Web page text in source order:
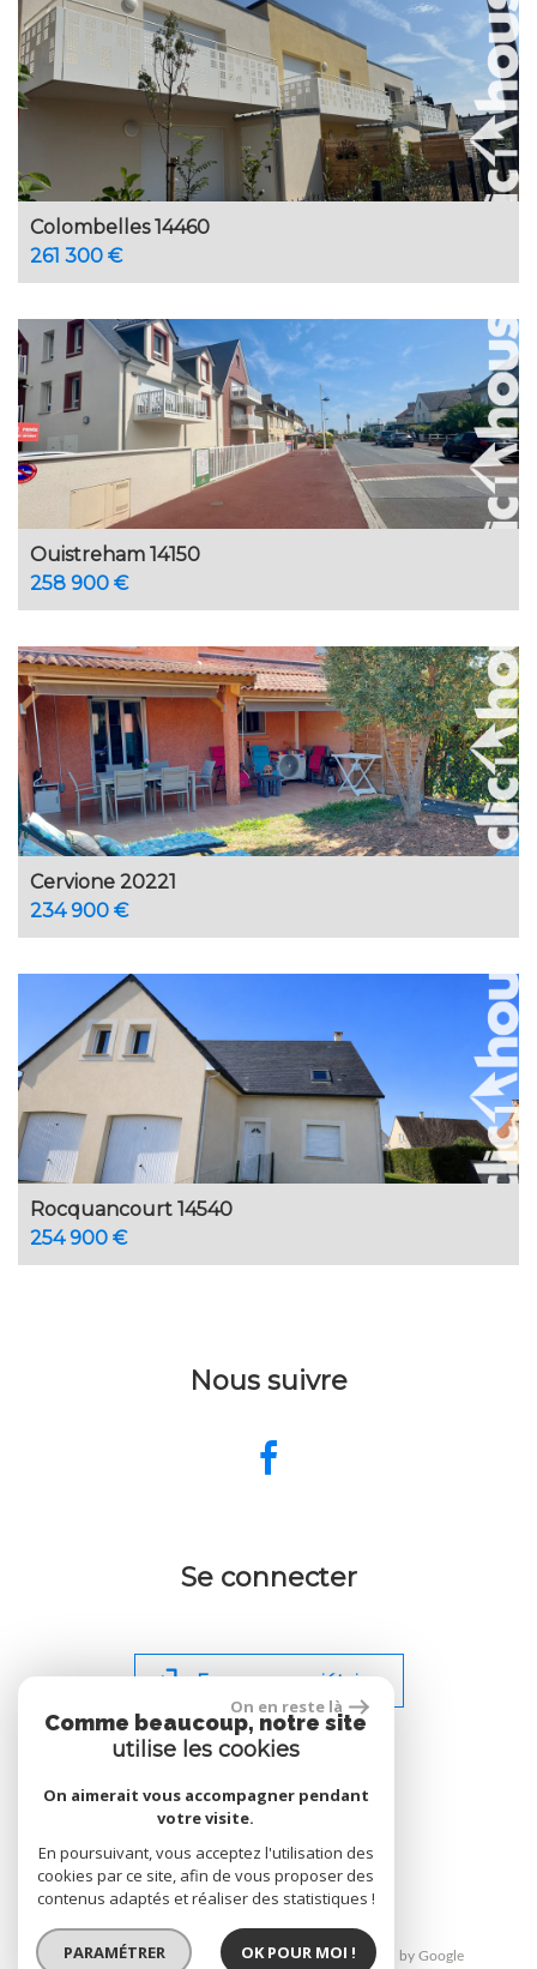
Colombelles 14460
261 300 €
Ouistreham 14150
258 900 €
Cervione 20221
234 900 €
Rocquancourt 14540
254 900 €
Nous suivre
Se connecter
Espace propriétaire
site réalisé par
© 2026 | Tous droits réservés | Traduction powered by Google
On en reste là
Comme beaucoup, notre site
utilise les cookies
On aimerait vous accompagner pendant
votre visite.
En poursuivant, vous acceptez l'utilisation des
cookies par ce site, afin de vous proposer des
contenus adaptés et réaliser des statistiques !
PARAMÉTRER OK POUR MOI !